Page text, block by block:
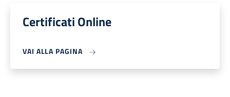
Certificati Online
VAI ALLA PAGINA